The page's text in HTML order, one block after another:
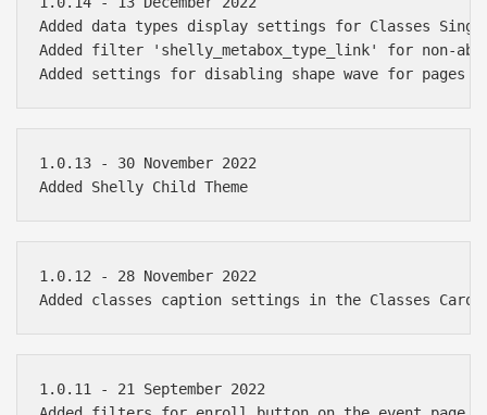
Added data types display settings for Classes
Added filter 'shelly_metabox_type_link' for non-
1.0.13 - 30 November 2022
1.0.12 - 28 November 2022
1.0.11 - 21 September 2022